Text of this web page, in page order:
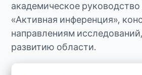
академическое
«Активная инференция»,
направлениям
развитию области.